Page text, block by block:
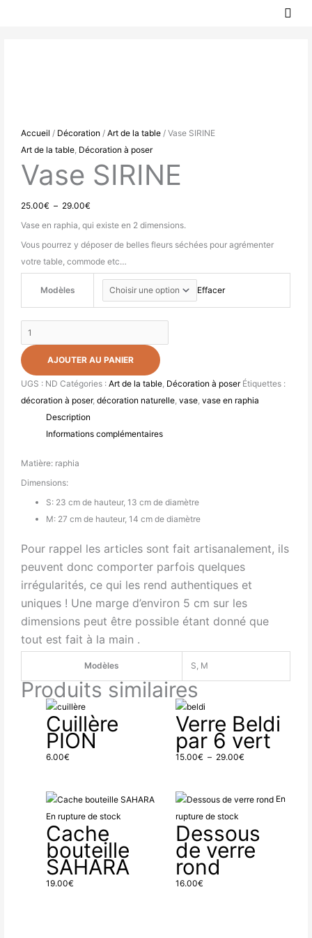
Accueil / Décoration /Art de la table / Vase SIRINE
Art de la table, Décoration à poser
Vase SIRINE
25.00€ – 29.00€
Vase en raphia, qui existe en 2 dimensions.
Vous pourrez y déposer de belles fleurs séchées pour agrémenter
votre table, commode etc…
Modèles Effacer
AJOUTER AU PANIER
UGS : ND Catégories :Art de la table Décoration à poser Étiquettes :
décoration à poser,décoration naturelle ,vase ,vase en raphia
Description
Informations complémentaires
Matière: raphia
Dimensions:
S: 23 cm de hauteur, 13 cm de diamètre
M: 27 cm de hauteur, 14 cm de diamètre
Pour rappel les articles sont fait artisanalement, ils
peuvent donc comporter parfois quelques
irrégularités, ce qui les rend authentiques et
uniques ! Une marge d’environ 5 cm sur les
dimensions peut être possible étant donné que
tout est fait à la main .
Modèles S, M
Produits similaires
Cuillère
PION
6.00€
Verre Beldi
par 6 vert
15.00€ – 29.00€
de
prix :
En rupture de stock
Cache
bouteille
SAHARA
19.00€
En
rupture de stock
Dessous
de verre
rond
16.00€